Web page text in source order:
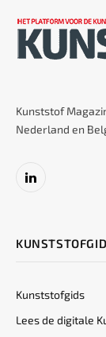
Kunststof
Nederland en
LinkedIn
Kunststofgids
Lees de digitale